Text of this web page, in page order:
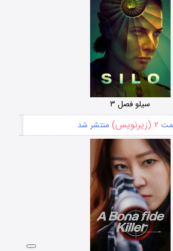
سیلو فصل ۳
۲ (زیرنویس) منتشر شد